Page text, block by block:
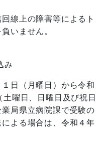
線上の障害等によるト
いません。
み
日（月曜日）から令和
曜日、日曜日及び祝日
局県立病院課で受験の
よる場合は、令和４年